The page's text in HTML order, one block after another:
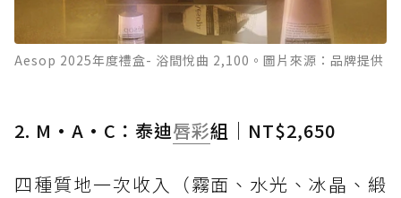
Aesop 2025年度禮盒- 浴間悅曲 2,100。圖片來源：品牌提供
2. M·A·C：泰迪唇彩組｜NT$2,650
四種質地一次收入（霧面、水光、冰晶、緞